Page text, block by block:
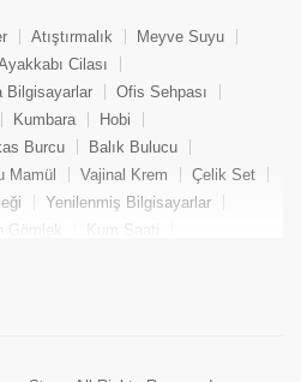
Atıştırmalık
Meyve Suyu
Cilası
Bilgisayarlar
Ofis Sehpası
Kumbara
Hobi
Burcu
Balık Bulucu
Mamül Vajinal Krem
Çelik Set
Yenilenmiş Bilgisayarlar
Kum Saati